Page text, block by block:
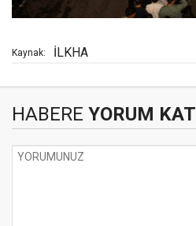
Kaynak: İLKHA
HABERE YORUM KAT